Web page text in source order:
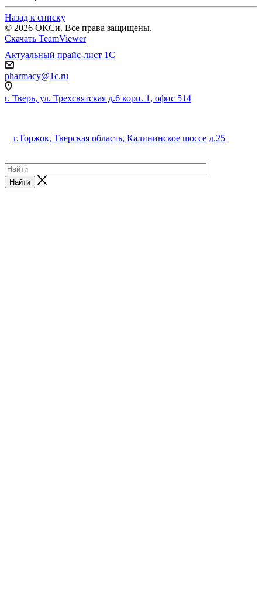
Назад к списку
© 2026 ОКСи. Все права защищены.
Скачать TeamViewer
Актуальный прайс-лист 1С
pharmacy@1c.ru
г. Тверь, ул. Трехсвятская д.6 корп. 1, офис 514
г.Торжок, Тверская область, Калининское шоссе д.25
Найти